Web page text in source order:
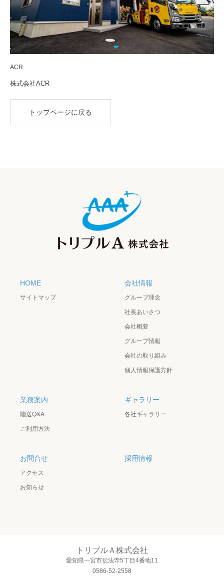
ACR
株式会社ACR
トップページに戻る
HOME
サイトマップ
会社情報
グループ理念
社長あいさつ
会社概要
グループ情報
会社の取り組み
個人情報保護方針
業務案内
陸送Q&A
ご利用方法
ギャラリー
各社ギャラリー
お問合せ
アクセス
お知らせ
採用情報
トリプルＡ株式会社
愛知県一宮市伝法寺5丁目4番地11
0586-52-2558